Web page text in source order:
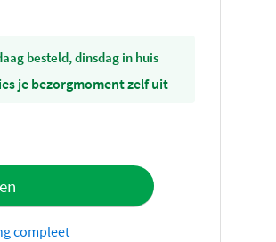
besteld, dinsdag in huis
je bezorgmoment zelf uit
compleet